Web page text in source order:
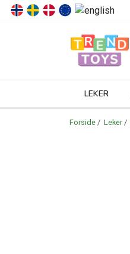
LEKER
Forside / Leker /